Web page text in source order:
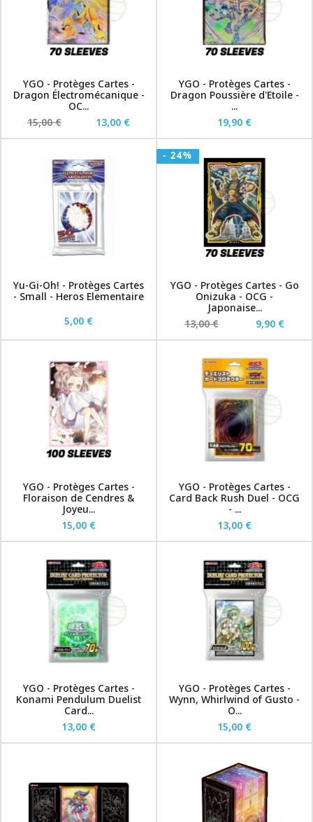
YGO - Protèges Cartes -
Dragon Électromécanique -
OC...
15,00 €
13,00 €
YGO - Protèges Cartes -
Dragon Poussière d'Etoile -
...
19,90 €
Yu-Gi-Oh! - Protèges Cartes
- Small - Heros Elementaire
5,00 €
- 24%
YGO - Protèges Cartes - Go
Onizuka - OCG -
Japonaise...
13,00 €
9,90 €
YGO - Protèges Cartes -
Floraison de Cendres &
Joyeu...
15,00 €
YGO - Protèges Cartes -
Card Back Rush Duel - OCG
- ...
13,00 €
YGO - Protèges Cartes -
Konami Pendulum Duelist
Card...
13,00 €
YGO - Protèges Cartes -
Wynn, Whirlwind of Gusto -
O...
15,00 €